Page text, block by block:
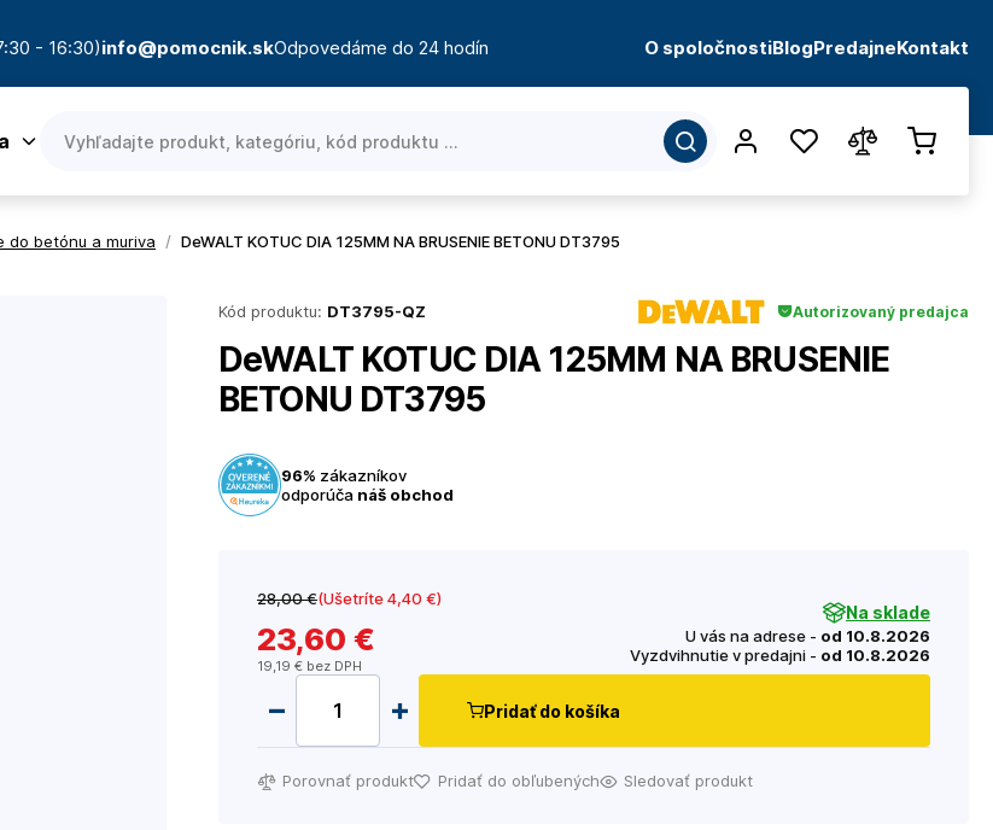
- 16:30)info@pomocnik.skOdpovedáme do 24 hodín O spoločnostiBlogPredajneKontakt
do betónu a muriva / DeWALT KOTUC DIA 125MM NA BRUSENIE BETONU DT3795
Kód produktu: DT3795-QZ Autorizovaný predajca
DeWALT KOTUC DIA 125MM NA BRUSENIE
BETONU DT3795
96% zákazníkov
odporúča náš obchod
28,00 €(Ušetríte 4,40 €)
23,60 €
19,19 € bez DPH
Na sklade
U vás na adrese - od 10.8.2026
Vyzdvihnutie v predajni - od 10.8.2026
Pridať do košíka
Porovnať produkt Pridať do obľubených Sledovať produkt